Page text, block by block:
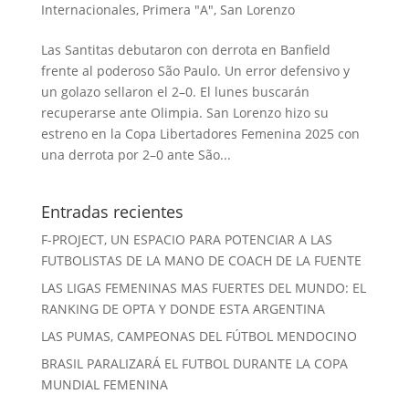
Internacionales, Primera "A", San Lorenzo
Las Santitas debutaron con derrota en Banfield
frente al poderoso São Paulo. Un error defensivo y
un golazo sellaron el 2–0. El lunes buscarán
recuperarse ante Olimpia. San Lorenzo hizo su
estreno en la Copa Libertadores Femenina 2025 con
una derrota por 2–0 ante São...
Entradas recientes
F-PROJECT, UN ESPACIO PARA POTENCIAR A LAS
FUTBOLISTAS DE LA MANO DE COACH DE LA FUENTE
LAS LIGAS FEMENINAS MAS FUERTES DEL MUNDO: EL
RANKING DE OPTA Y DONDE ESTA ARGENTINA
LAS PUMAS, CAMPEONAS DEL FÚTBOL MENDOCINO
BRASIL PARALIZARÁ EL FUTBOL DURANTE LA COPA
MUNDIAL FEMENINA